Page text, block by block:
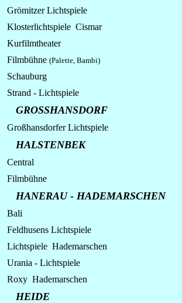
GrömitzerLichtspiele
Klosterlichtspiele Cismar
Kurfilmtheater
Filmbühne (Palette, Bambi)
Schauburg
Strand - Lichtspiele
GROSSHANSDORF
GroßhansdorferLichtspiele
HALSTENBEK
Central
Filmbühne
HANERAU - HADEMARSCHEN
Bali
Feldhusens Lichtspiele
Lichtspiele Hademarschen
Urania - Lichtspiele
Roxy Hademarschen
HEIDE